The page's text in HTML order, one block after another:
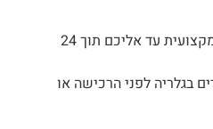
ניתן להזמין משלוח + תלייה מקצועית עד אליכם תוך 24
בגלריה לפני הרכישה או